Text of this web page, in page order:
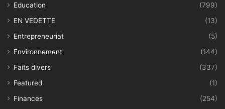
Education
(799)
EN VEDETTE
(13)
Entrepreneuriat
(5)
Environnement
(144)
Faits divers
(337)
Featured
(1)
Finances
(254)